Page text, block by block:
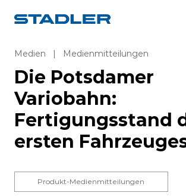
Investor Relations
Zulieferer
Downloads
Deutsch
Über uns
Lösungen
Karriere
InnoTrans
Medien | Medienmitteilungen
Die Potsdamer
Variobahn:
Fertigungsstand
ersten
Produkt-Medienmitteilungen